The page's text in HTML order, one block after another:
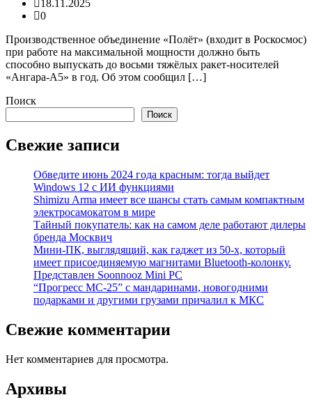
18.11.2025
0
Производственное объединение «Полёт» (входит в Роскосмос)
при работе на максимальной мощности должно быть
способно выпускать до восьми тяжёлых ракет-носителей
«Ангара-А5» в год. Об этом сообщил […]
Поиск
Поиск
Свежие записи
Обведите июнь 2024 года красным: тогда выйдет
Windows 12 с ИИ функциями
Shimizu Arma имеет все шансы стать самым компактным
электросамокатом в мире
Тайный покупатель: как на самом деле работают дилеры
бренда Москвич
Мини-ПК, выглядящий, как гаджет из 50-х, который
имеет присоединяемую магнитами Bluetooth-колонку.
Представлен Soonnooz Mini PC
“Прогресс МС-25” с мандаринами, новогодними
подарками и другими грузами причалил к МКС
Свежие комментарии
Нет комментариев для просмотра.
Архивы